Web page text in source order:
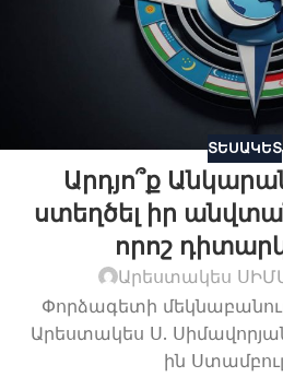
ՏԵՍԱԿԵՏ
Արդյո՞ք
ստեղծել իր
որոշ
Արեստակես
Փորձագետի
Արեստակես Ս.
ին